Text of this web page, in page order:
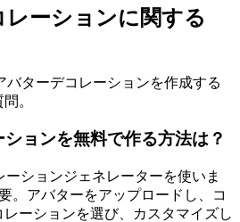
レーションに関する
バターデコレーションを作成する
。
ョンを無料で作る方法は？
ーションジェネレーターを使いま
。アバターをアップロードし、コ
ーションを選び、カスタマイズし